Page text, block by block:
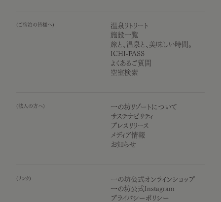
( ご宿泊の皆様へ )
温泉リトリート
施設一覧
旅と、温泉と、美味しい時間。
ICHI-PASS
よくあるご質問
空室検索
( 法人の方へ)
一の坊リゾートについて
サステナビリティ
プレスリリース
メディア情報
お知らせ
( リンク)
一の坊公式オンラインショップ
一の坊公式Instagram
プライバシーポリシー